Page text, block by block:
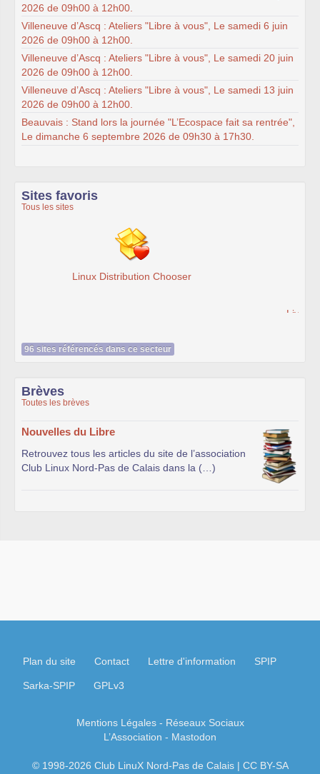
2026 de 09h00 à 12h00.
Villeneuve d’Ascq : Ateliers "Libre à vous", Le samedi 6 juin
2026 de 09h00 à 12h00.
Villeneuve d’Ascq : Ateliers "Libre à vous", Le samedi 20 juin
2026 de 09h00 à 12h00.
Villeneuve d’Ascq : Ateliers "Libre à vous", Le samedi 13 juin
2026 de 09h00 à 12h00.
Beauvais : Stand lors la journée "L’Ecospace fait sa rentrée",
Le dimanche 6 septembre 2026 de 09h30 à 17h30.
Sites favoris
Tous les sites
96 sites référencés dans ce secteur
Brèves
Toutes les brèves
Nouvelles du Libre
Retrouvez tous les articles du site de l’association
Club Linux Nord-Pas de Calais dans la (…)
Plan du site Contact Lettre d'information SPIP
Sarka-SPIP GPLv3
Mentions Légales- Réseaux Sociaux
L’Association - Mastodon
© 1998-2026 Club LinuX Nord-Pas de Calais | CC BY-SA